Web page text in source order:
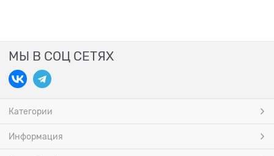
МЫ В СОЦ СЕТЯХ
Категории
Информация